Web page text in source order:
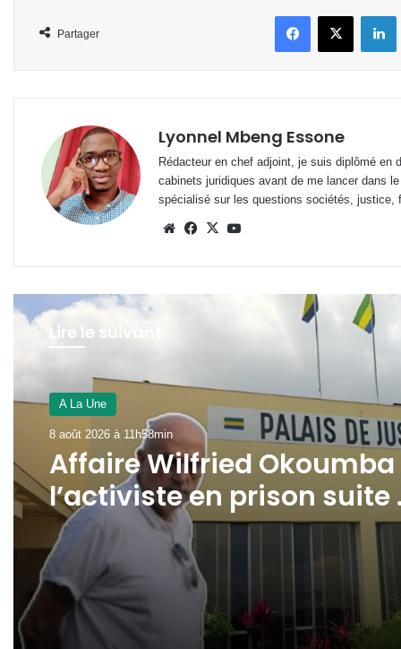
Partager
FacebookX
Lyonnel Mbeng Essone
Rédacteur en chef adjoint, je suis diplômé
cabinets juridiques avant de me lancer dans
spécialisé sur les questions sociétés,
WebsiteFacebook
X
Lire le suivant
A La Une
8 août 2026 à 11h58min
Affaire Wilfried Okoumba
l’activiste en prison suite
A La Une
7 août 2026 à 16h17min
SEEG : l’interconnexion
électrique avec la Guinée
Équatoriale avance dans
Woleu-Ntem